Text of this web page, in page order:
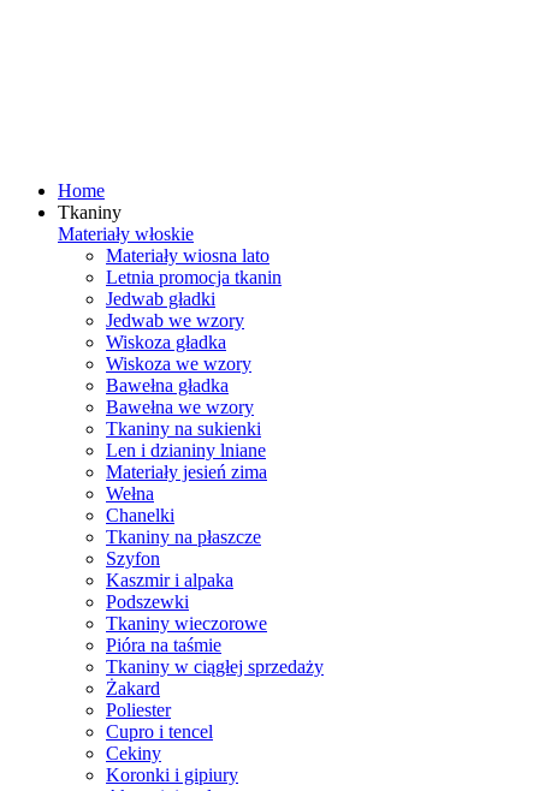
Home
Tkaniny
Materiały włoskie
Materiały wiosna lato
Letnia promocja tkanin
Jedwab gładki
Jedwab we wzory
Wiskoza gładka
Wiskoza we wzory
Bawełna gładka
Bawełna we wzory
Tkaniny na sukienki
Len i dzianiny lniane
Materiały jesień zima
Wełna
Chanelki
Tkaniny na płaszcze
Szyfon
Kaszmir i alpaka
Podszewki
Tkaniny wieczorowe
Pióra na taśmie
Tkaniny w ciągłej sprzedaży
Żakard
Poliester
Cupro i tencel
Cekiny
Koronki i gipiury